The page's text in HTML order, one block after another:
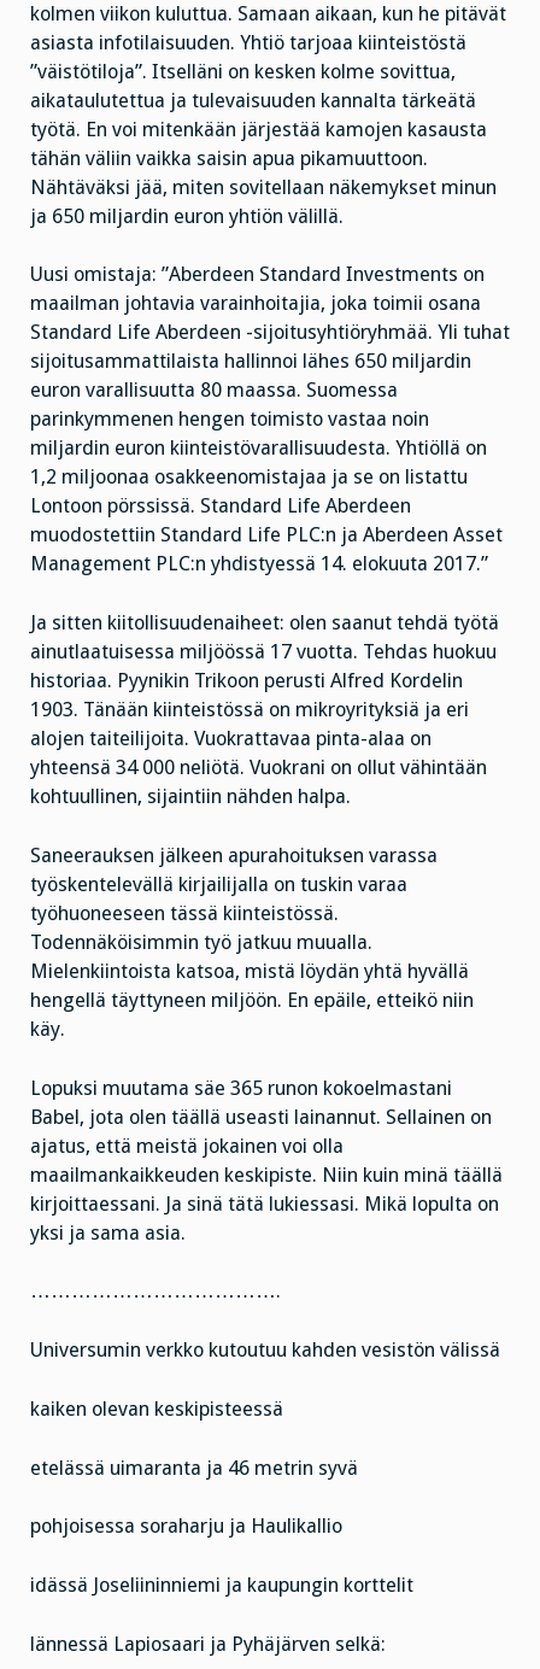
kolmen viikon kuluttua. Samaan aikaan, kun he pitävät
asiasta infotilaisuuden. Yhtiö tarjoaa kiinteistöstä
”väistötiloja”. Itselläni on kesken kolme sovittua,
aikataulutettua ja tulevaisuuden kannalta tärkeätä
työtä. En voi mitenkään järjestää kamojen kasausta
tähän väliin vaikka saisin apua pikamuuttoon.
Nähtäväksi jää, miten sovitellaan näkemykset minun
ja 650 miljardin euron yhtiön välillä.
Uusi omistaja: ”Aberdeen Standard Investments on
maailman johtavia varainhoitajia, joka toimii osana
Standard Life Aberdeen -sijoitusyhtiöryhmää. Yli tuhat
sijoitusammattilaista hallinnoi lähes 650 miljardin
euron varallisuutta 80 maassa. Suomessa
parinkymmenen hengen toimisto vastaa noin
miljardin euron kiinteistövarallisuudesta. Yhtiöllä on
1,2 miljoonaa osakkeenomistajaa ja se on listattu
Lontoon pörssissä. Standard Life Aberdeen
muodostettiin Standard Life PLC:n ja Aberdeen Asset
Management PLC:n yhdistyessä 14. elokuuta 2017.”
Ja sitten kiitollisuudenaiheet: olen saanut tehdä työtä
ainutlaatuisessa miljöössä 17 vuotta. Tehdas huokuu
historiaa. Pyynikin Trikoon perusti Alfred Kordelin
1903. Tänään kiinteistössä on mikroyrityksiä ja eri
alojen taiteilijoita. Vuokrattavaa pinta-alaa on
yhteensä 34 000 neliötä. Vuokrani on ollut vähintään
kohtuullinen, sijaintiin nähden halpa.
Saneerauksen jälkeen apurahoituksen varassa
työskentelevällä kirjailijalla on tuskin varaa
työhuoneeseen tässä kiinteistössä.
Todennäköisimmin työ jatkuu muualla.
Mielenkiintoista katsoa, mistä löydän yhtä hyvällä
hengellä täyttyneen miljöön. En epäile, etteikö niin
käy.
Lopuksi muutama säe 365 runon kokoelmastani
Babel, jota olen täällä useasti lainannut. Sellainen on
ajatus, että meistä jokainen voi olla
maailmankaikkeuden keskipiste. Niin kuin minä täällä
kirjoittaessani. Ja sinä tätä lukiessasi. Mikä lopulta on
yksi ja sama asia.
……………………………….
Universumin verkko kutoutuu kahden vesistön välissä
kaiken olevan keskipisteessä
etelässä uimaranta ja 46 metrin syvä
pohjoisessa soraharju ja Haulikallio
idässä Joseliininniemi ja kaupungin korttelit
lännessä Lapiosaari ja Pyhäjärven selkä: